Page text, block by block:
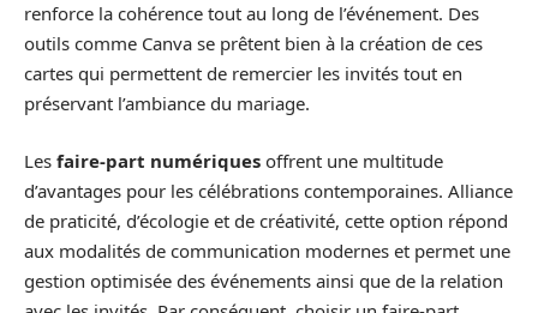
renforce la cohérence tout au long de l’événement. Des
outils comme Canva se prêtent bien à la création de ces
cartes qui permettent de remercier les invités tout en
préservant l’ambiance du mariage.
Les faire-part numériques offrent une multitude
d’avantages pour les célébrations contemporaines. Alliance
de praticité, d’écologie et de créativité, cette option répond
aux modalités de communication modernes et permet une
gestion optimisée des événements ainsi que de la relation